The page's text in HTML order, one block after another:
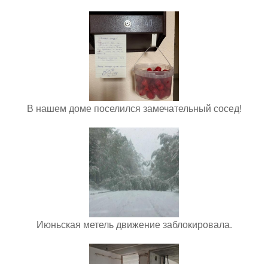
В нашем доме поселился замечательный сосед!
Июньская метель движение заблокировала.